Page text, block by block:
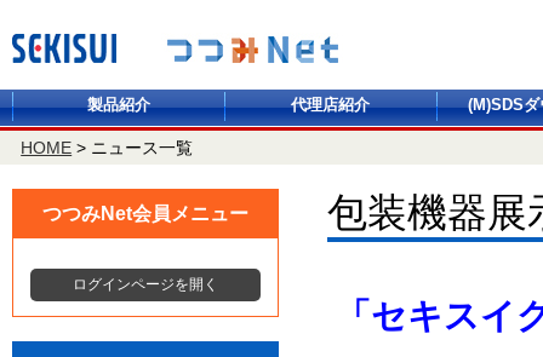
製品紹介 代理店紹介 (M)SDS
HOME > ニュース一覧
包装機器展
「セキスイ
つつみNet会員メニュー
ログインページを開く